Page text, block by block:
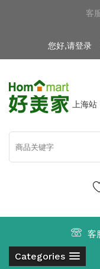
客
您好,请登录
上海站
Categories
客